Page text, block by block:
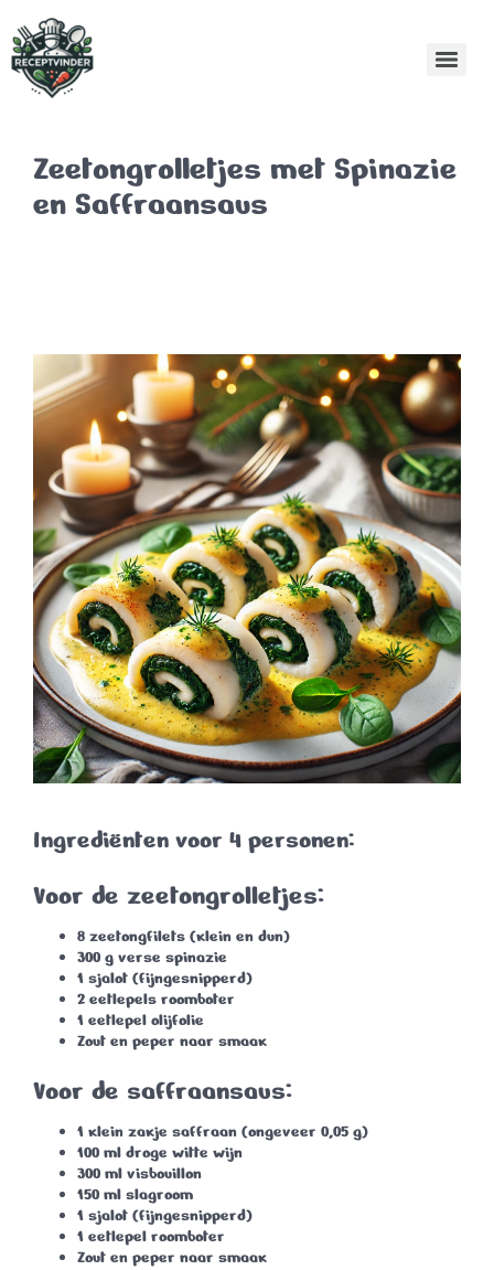
Zeetongrolletjes met Spinazie
en Saffraansaus
Ingrediënten voor 4 personen:
Voor de zeetongrolletjes:
8 zeetongfilets (klein en dun)
300 g verse spinazie
1 sjalot (fijngesnipperd)
2 eetlepels roomboter
1 eetlepel olijfolie
Zout en peper naar smaak
Voor de saffraansaus:
1 klein zakje saffraan (ongeveer 0,05 g)
100 ml droge witte wijn
300 ml visbouillon
150 ml slagroom
1 sjalot (fijngesnipperd)
1 eetlepel roomboter
Zout en peper naar smaak